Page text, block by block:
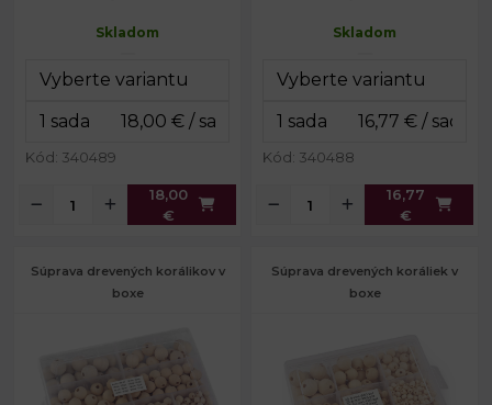
Rozmery
13 x 19 x 2
Skladom
Kód: 340489
18,00
€
Rozmery
19 x 20 x 2
Skladom
Kód: 340488
16,77
€
Súprava drevených korálikov v
boxe
Súprava drevených koráliek v
boxe